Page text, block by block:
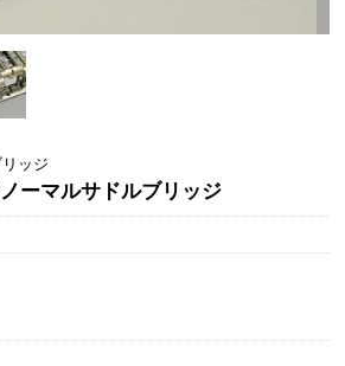
ッジ
ーマルサドルブリッジ